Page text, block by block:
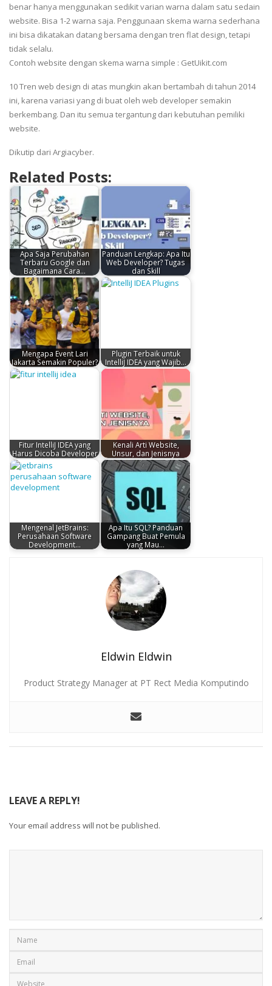
benar hanya menggunakan sedikit varian warna dalam satu sedain
website. Bisa 1-2 warna saja. Penggunaan skema warna sederhana
ini bisa dikatakan datang bersama dengan tren flat design, tetapi
tidak selalu.
Contoh website dengan skema warna simple : GetUikit.com
10 Tren web design di atas mungkin akan bertambah di tahun 2014
ini, karena variasi yang di buat oleh web developer semakin
berkembang. Dan itu semua tergantung dari kebutuhan pemiliki
website.
Dikutip dari Argiacyber.
Related Posts:
Apa Saja Perubahan
Terbaru Google dan
Bagaimana Cara…
Panduan Lengkap: Apa Itu
Web Developer? Tugas
dan Skill
Mengapa Event Lari
Jakarta Semakin Populer?
Plugin Terbaik untuk
IntelliJ IDEA yang Wajib…
Fitur IntelliJ IDEA yang
Harus Dicoba Developer
Kenali Arti Website,
Unsur, dan Jenisnya
Mengenal JetBrains:
Perusahaan Software
Development…
Apa Itu SQL? Panduan
Gampang Buat Pemula
yang Mau…
Eldwin Eldwin
Product Strategy Manager at PT Rect Media Komputindo
LEAVE A REPLY!
Your email address will not be published.